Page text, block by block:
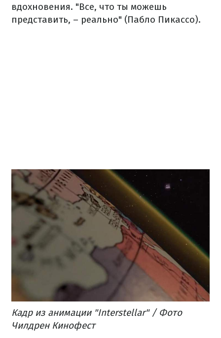
вдохновения. "Все, что ты можешь
представить, – реально" (Пабло Пикассо).
Кадр из анимации "Interstellar" / Фото
Чилдрен Кинофест